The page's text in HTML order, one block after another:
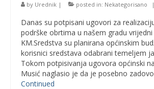
by Urednik | posted in: Nekategorisano |
Danas su potpisani ugovori za
podrške obrtima u našem gradu vrijedni
KM.Sredstva su planirana općinskim
korisnici sredstava odabrani temeljem
Tokom potpisivanja ugovora općinski
Musić naglasio je da je posebno
Continued